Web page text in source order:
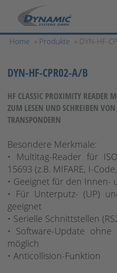
Home » Produkte » DYN-HF-
DYN-HF-CPR02-A/B
HF CLASSIC PROXIMITY READER
ZUM LESEN UND SCHREIBEN
TRANSPONDERN
Besondere Merkmale:
• Multitag-Reader für
15693 (z.B. MIFARE, I-
• Geeignet für den Innen-
• Für Unterputz- (UP)
geeignet
• Serielle Schnittstellen
• Software-Update
möglich
• Anticollision-Funktion